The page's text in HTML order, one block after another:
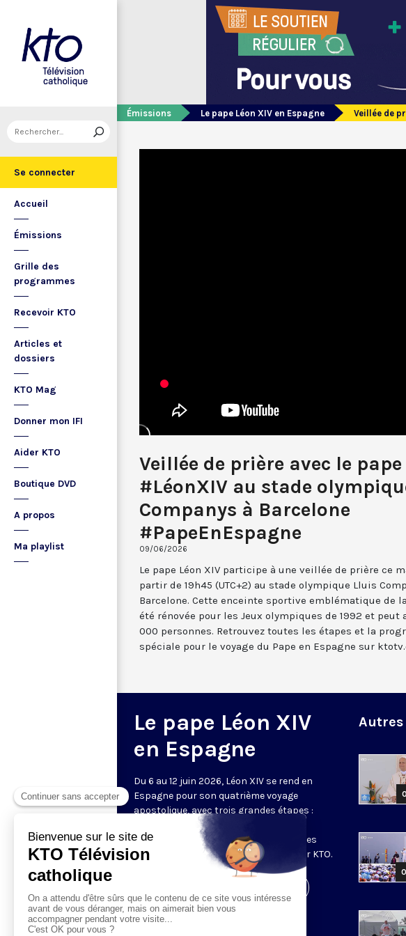
Se connecter
Accueil
Émissions
Grille des
programmes
Recevoir KTO
Articles et
dossiers
KTO Mag
Donner mon IFI
Aider KTO
Boutique DVD
A propos
Ma playlist
Émissions Le pape Léon XIV en Espagne Veillée de
Veillée de prière avec le pape
#LéonXIV au stade
Companys à Barcelone
#PapeEnEspagne
09/06/2026
Le pape Léon XIV participe à une veillée de prière ce
partir de 19h45 (UTC+2) au stade olympique Lluis
Barcelone. Cette enceinte sportive emblématique de
été rénovée pour les Jeux olympiques de 1992 et
000 personnes. Retrouvez toutes les étapes et la
spéciale pour le voyage du Pape en Espagne sur
Le pape Léon XIV
en Espagne
Du 6 au 12 juin 2026, Léon XIV se rend en
Espagne pour son quatrième voyage
apostolique, avec trois grandes étapes :
Madrid, Barcelone, et les îles Canaries.
Retrouvez sur cette page l’ensemble des
temps forts de cette visite, diffusés sur KTO.
Autres